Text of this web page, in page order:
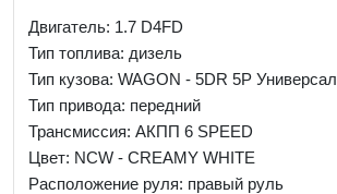
Двигатель: 1.7 D4FD
Тип топлива: дизель
Тип кузова: WAGON - 5DR 5P Универсал
Тип привода: передний
Трансмиссия: AКПП 6 SPEED
Цвет: NCW - CREAMY WHITE
Расположение руля: правый руль